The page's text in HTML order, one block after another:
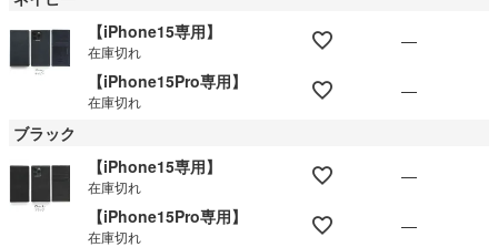
【iPhone15専用】
在庫切れ
—
【iPhone15Pro専用】
在庫切れ
—
ブラック
【iPhone15専用】
在庫切れ
—
【iPhone15Pro専用】
在庫切れ —